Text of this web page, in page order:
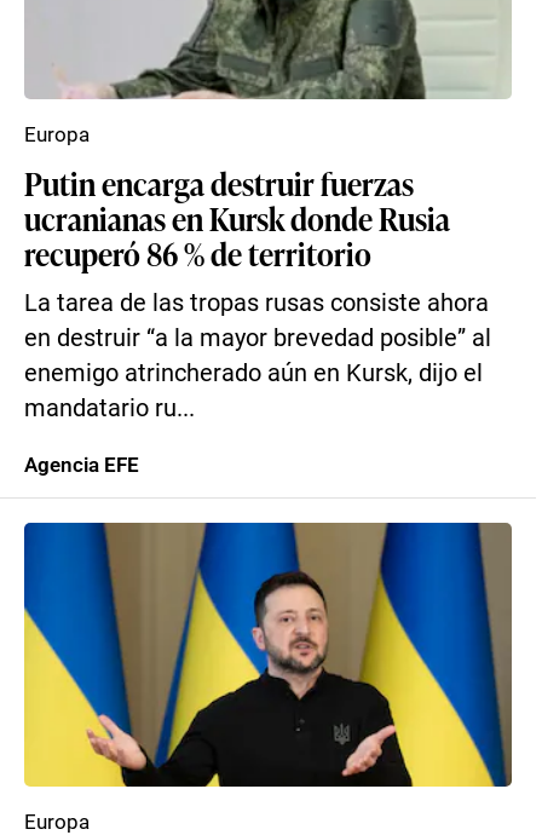
Putin encarga destruir fuerzas
ucranianas en Kursk donde Rusia
recuperó 86 % de territorio
La tarea de las tropas rusas consiste ahora
en destruir “a la mayor brevedad posible” al
enemigo atrincherado aún en Kursk, dijo el
mandatario ru...
Europa
Agencia EFE
Europa